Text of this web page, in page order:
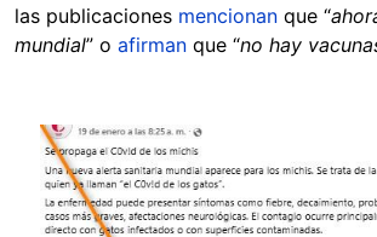
las publicaciones mencionan que “
mundial” o afirman que “no hay
Image